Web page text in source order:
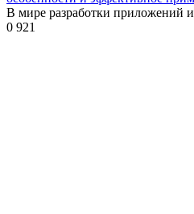
В мире разработки приложений
0 921